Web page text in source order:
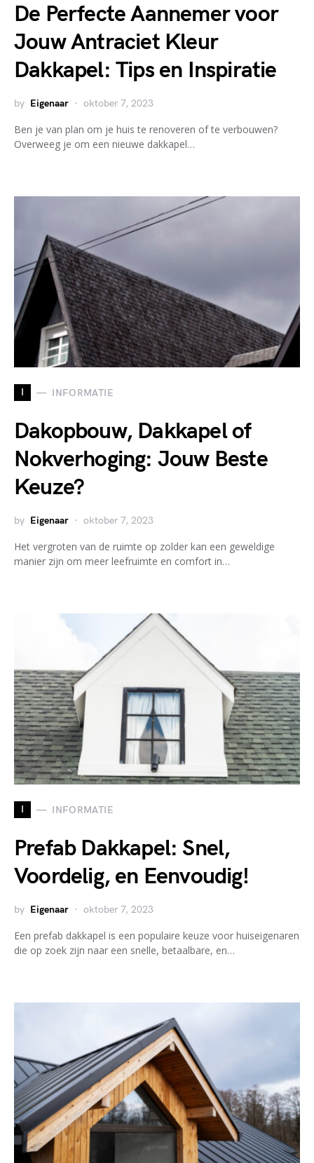
De Perfecte Aannemer voor
Jouw Antraciet Kleur
Dakkapel: Tips en Inspiratie
by Eigenaar oktober 7, 2023
Ben je van plan om je huis te renoveren of te verbouwen?
Overweeg je om een nieuwe dakkapel…
I INFORMATIE
Dakopbouw, Dakkapel of
Nokverhoging: Jouw Beste
Keuze?
by Eigenaar oktober 7, 2023
Het vergroten van de ruimte op zolder kan een geweldige
manier zijn om meer leefruimte en comfort in…
I INFORMATIE
Prefab Dakkapel: Snel,
Voordelig, en Eenvoudig!
by Eigenaar oktober 7, 2023
Een prefab dakkapel is een populaire keuze voor huiseigenaren
die op zoek zijn naar een snelle, betaalbare, en…